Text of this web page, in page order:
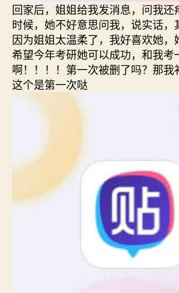
回家后，姐姐给我发消息，问我还
时候，她不好意思问我，说实话，
因为姐姐太温柔了，我好喜欢她，
希望今年考研她可以成功，和我考
啊！！！！第一次被删了吗？那我
这个是第一次哒